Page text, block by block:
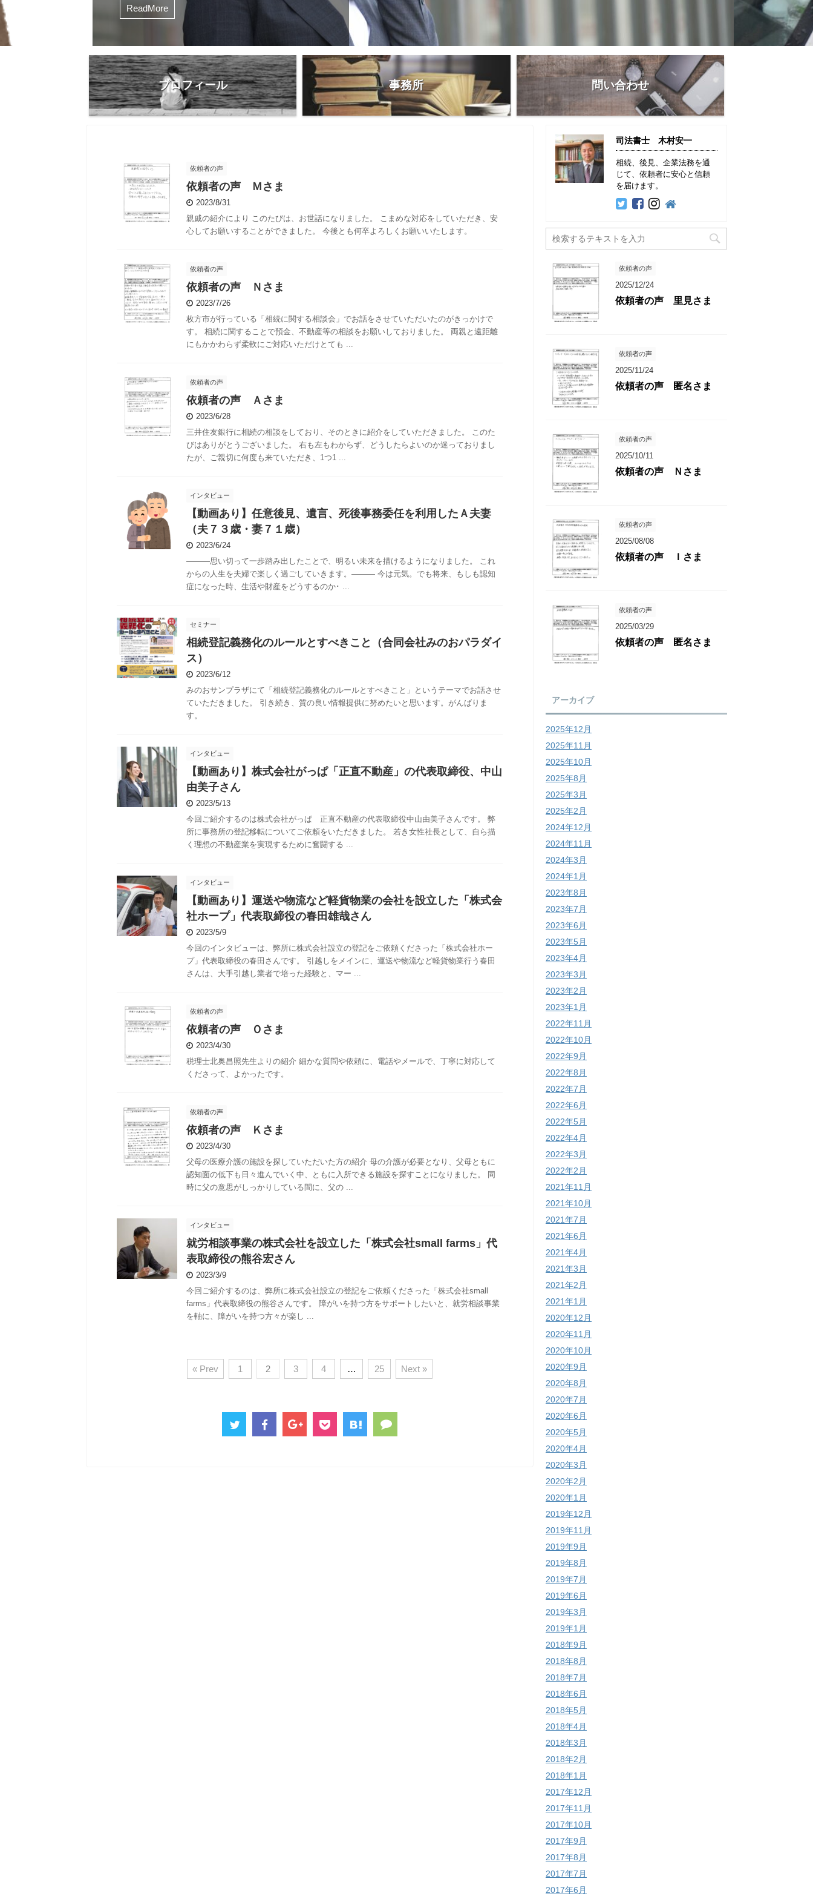
た。 >中山さんは、なぜ不動産業界で働こうと
思われたのですか？ 大学は理系の情報工学
部。システムエンジニアを目指す予定でした
が、勉強していてもあまり楽しくないし、私
には向いてないと思うようになっていまし
た。 そんな中、不動産会社に就職したアルバ
イト先の居酒屋の先輩が、 ...
ReadMore
プロフィール 事務所 問い合わせ
依頼者の声
依頼者の声 Ｍさま
2023/8/31
親戚の紹介により このたびは、お世話になりました。 こまめな対応をしていただき、安
心してお願いすることができました。 今後とも何卒よろしくお願いいたします。
依頼者の声
依頼者の声 Ｎさま
2023/7/26
枚方市が行っている「相続に関する相談会」でお話をさせていただいたのがきっかけで
す。 相続に関することで預金、不動産等の相談をお願いしておりました。 両親と遠距離
にもかかわらず柔軟にご対応いただけとても ...
依頼者の声
依頼者の声 Ａさま
2023/6/28
三井住友銀行に相続の相談をしており、そのときに紹介をしていただきました。 このた
びはありがとうございました。 右も左もわからず、どうしたらよいのか迷っておりまし
たが、ご親切に何度も来ていただき、1つ1 ...
インタビュー
【動画あり】任意後見、遺言、死後事務委任を利用したＡ夫妻
（夫７３歳・妻７１歳）
2023/6/24
―――思い切って一歩踏み出したことで、明るい未来を描けるようになりました。 これ
からの人生を夫婦で楽しく過ごしていきます。――― 今は元気。でも将来、もしも認知
症になった時、生活や財産をどうするのか･ ...
セミナー
相続登記義務化のルールとすべきこと（合同会社みのおパラダイ
ス）
2023/6/12
みのおサンプラザにて「相続登記義務化のルールとすべきこと」というテーマでお話させ
ていただきました。 引き続き、質の良い情報提供に努めたいと思います。がんばりま
す。
インタビュー
【動画あり】株式会社がっぱ「正直不動産」の代表取締役、中山
由美子さん
2023/5/13
今回ご紹介するのは株式会社がっぱ 正直不動産の代表取締役中山由美子さんです。 弊
所に事務所の登記移転についてご依頼をいただきました。 若き女性社長として、自ら描
く理想の不動産業を実現するために奮闘する ...
インタビュー
【動画あり】運送や物流など軽貨物業の会社を設立した「株式会
社ホープ」代表取締役の春田雄哉さん
2023/5/9
今回のインタビューは、弊所に株式会社設立の登記をご依頼くださった「株式会社ホー
プ」代表取締役の春田さんです。 引越しをメインに、運送や物流など軽貨物業行う春田
さんは、大手引越し業者で培った経験と、マー ...
依頼者の声
依頼者の声 Ｏさま
2023/4/30
税理士北奥昌照先生よりの紹介 細かな質問や依頼に、電話やメールで、丁寧に対応して
くださって、よかったです。
依頼者の声
依頼者の声 Ｋさま
2023/4/30
父母の医療介護の施設を探していただいた方の紹介 母の介護が必要となり、父母ともに
認知面の低下も日々進んでいく中、ともに入所できる施設を探すことになりました。 同
時に父の意思がしっかりしている間に、父の ...
インタビュー
就労相談事業の株式会社を設立した「株式会社small farms」代
表取締役の熊谷宏さん
2023/3/9
今回ご紹介するのは、弊所に株式会社設立の登記をご依頼くださった「株式会社small
farms」代表取締役の熊谷さんです。 障がいを持つ方をサポートしたいと、就労相談事業
を軸に、障がいを持つ方々が楽し ...
« Prev 1 2 3 4 … 25 Next »
司法書士 木村安一
相続、後見、企業法務を通
じて、依頼者に安心と信頼
を届けます。
依頼者の声
2025/12/24
依頼者の声 里見さま
依頼者の声
2025/11/24
依頼者の声 匿名さま
依頼者の声
2025/10/11
依頼者の声 Ｎさま
依頼者の声
2025/08/08
依頼者の声 Ｉさま
依頼者の声
2025/03/29
依頼者の声 匿名さま
アーカイブ
2025年12月
2025年11月
2025年10月
2025年8月
2025年3月
2025年2月
2024年12月
2024年11月
2024年3月
2024年1月
2023年8月
2023年7月
2023年6月
2023年5月
2023年4月
2023年3月
2023年2月
2023年1月
2022年11月
2022年10月
2022年9月
2022年8月
2022年7月
2022年6月
2022年5月
2022年4月
2022年3月
2022年2月
2021年11月
2021年10月
2021年7月
2021年6月
2021年4月
2021年3月
2021年2月
2021年1月
2020年12月
2020年11月
2020年10月
2020年9月
2020年8月
2020年7月
2020年6月
2020年5月
2020年4月
2020年3月
2020年2月
2020年1月
2019年12月
2019年11月
2019年9月
2019年8月
2019年7月
2019年6月
2019年3月
2019年1月
2018年9月
2018年8月
2018年7月
2018年6月
2018年5月
2018年4月
2018年3月
2018年2月
2018年1月
2017年12月
2017年11月
2017年10月
2017年9月
2017年8月
2017年7月
2017年6月